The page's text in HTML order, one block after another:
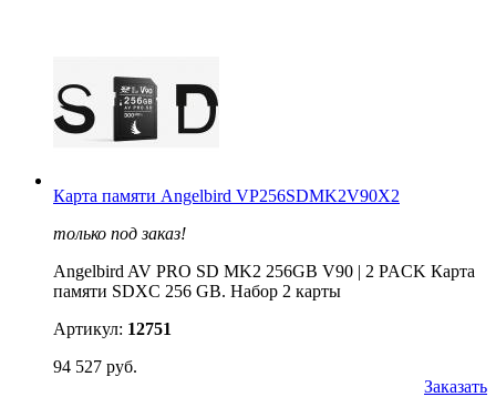
Карта памяти Angelbird VP256SDMK2V90X2
только под заказ!
Angelbird AV PRO SD MK2 256GB V90 | 2 PACK Карта
памяти SDXC 256 GB. Набор 2 карты
Артикул: 12751
94 527 руб.
Заказать